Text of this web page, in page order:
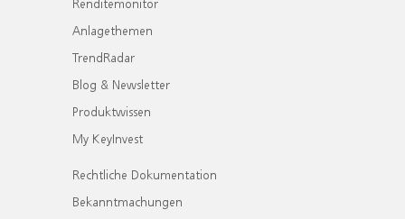
Anlagethemen
TrendRadar
Blog & Newsletter
Produktwissen
My KeyInvest
Rechtliche Dokumentation
Bekanntmachungen